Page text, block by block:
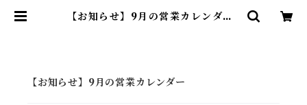
【お知らせ】9月の営業カレンダー |
【お知らせ】9月の営業カレンダー